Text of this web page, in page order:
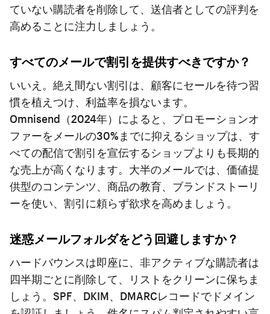
ていない購読者を削除して、送信者としての評判を
高めることに注力しましょう。
すべてのメールで割引を提供すべきですか？
いいえ。絶え間ない割引は、顧客にセールを待つ習
慣を植えつけ、利益率を損ないます。
Omnisend（2024年）によると、プロモーションオ
ファーをメールの30%までに抑えるショップは、す
べての配信で割引を宣伝するショップよりも長期的
な売上が高くなります。大半のメールでは、価値提
供型のコンテンツ、商品の教育、ブランドストーリ
ーを使い、割引に頼らず欲求を高めましょう。
迷惑メールフォルダをどう回避しますか？
ハードバウンスは即座に、非アクティブな購読者は
四半期ごとに削除して、リストをクリーンに保ちま
しょう。SPF、DKIM、DMARCレコードでドメイン